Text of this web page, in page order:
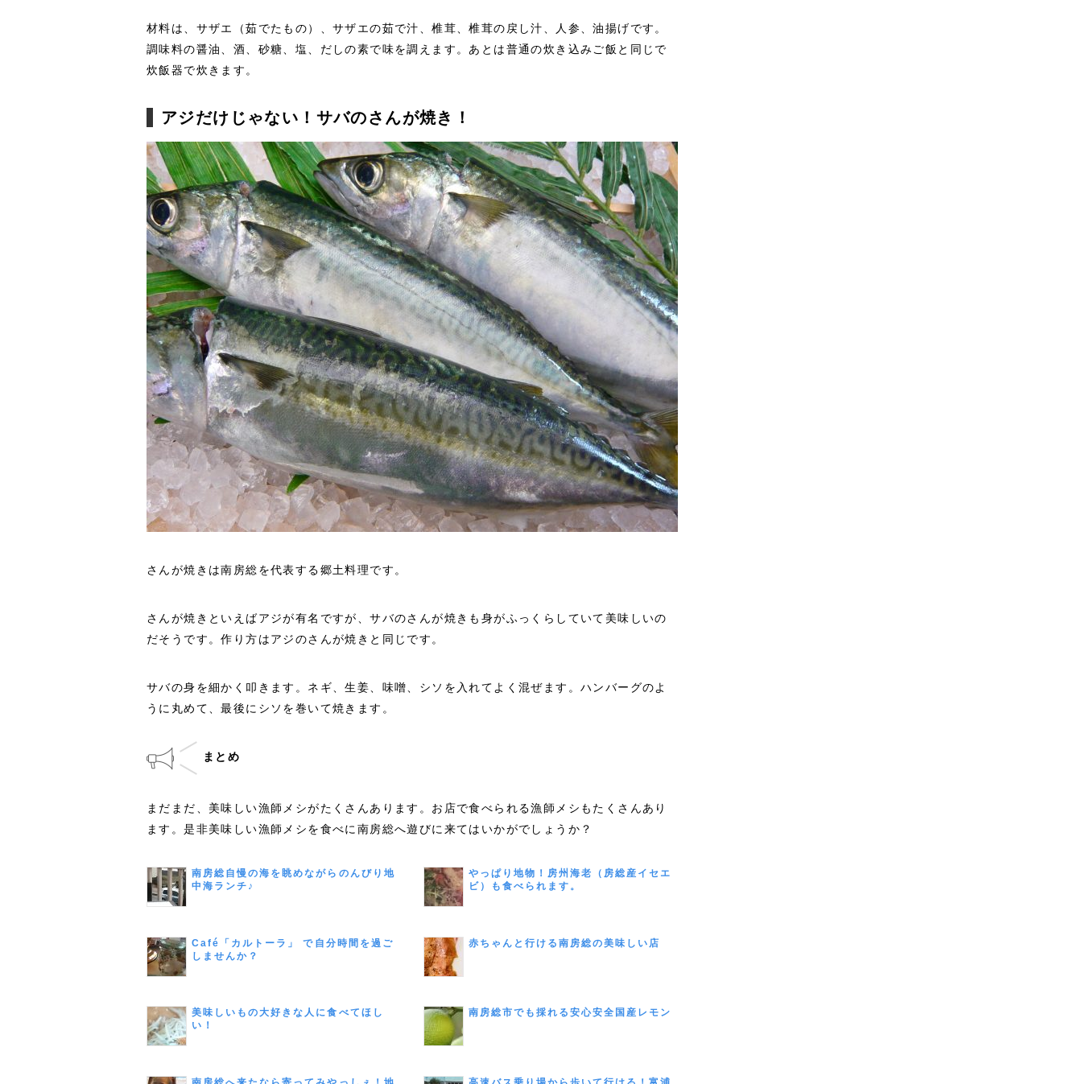
材料は、サザエ（茹でたもの）、サザエの茹で汁、椎茸、椎茸の戻し汁、人参、油揚げです。
調味料の醤油、酒、砂糖、塩、だしの素で味を調えます。あとは普通の炊き込みご飯と同じで
炊飯器で炊きます。
アジだけじゃない！サバのさんが焼き！
さんが焼きは南房総を代表する郷土料理です。
さんが焼きといえばアジが有名ですが、サバのさんが焼きも身がふっくらしていて美味しいの
だそうです。作り方はアジのさんが焼きと同じです。
サバの身を細かく叩きます。ネギ、生姜、味噌、シソを入れてよく混ぜます。ハンバーグのよ
うに丸めて、最後にシソを巻いて焼きます。
まとめ
まだまだ、美味しい漁師メシがたくさんあります。お店で食べられる漁師メシもたくさんあり
ます。是非美味しい漁師メシを食べに南房総へ遊びに来てはいかがでしょうか？
南房総自慢の海を眺めながらのんびり地
中海ランチ♪
やっぱり地物！房州海老（房総産イセエ
ビ）も食べられます。
Café「カルトーラ」 で自分時間を過ご
しませんか？
赤ちゃんと行ける南房総の美味しい店
美味しいもの大好きな人に食べてほし
い！
南房総市でも採れる安心安全国産レモン